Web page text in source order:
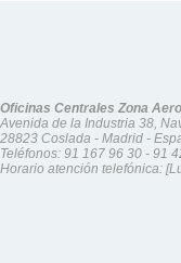
Oficinas Centrales Zona
Avenida de la Industria 38,
28823 Coslada - Madrid -
Teléfonos: 91 167 96 30 - 91
Horario atención telefónica: